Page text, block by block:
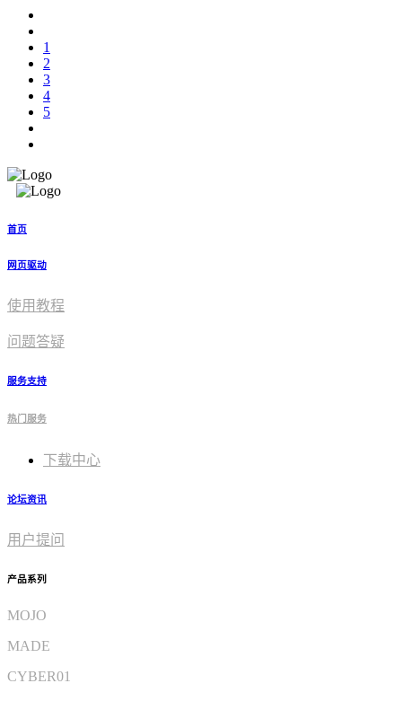
1
2
3
4
5
首页
网页驱动
使用教程​
问题答疑
服务支持
热门服务
下载中心
论坛资讯
用户提问
产品系列
MOJO
MADE
CYBER01